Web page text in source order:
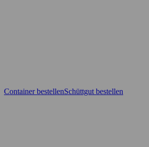
Container bestellenSchüttgut bestellen